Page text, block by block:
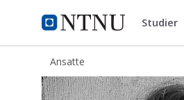
NTNU Hjemmeside
ntnu.no Studier
Ansatte
Sindre Dagsland